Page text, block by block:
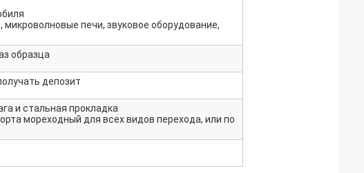
печи, звуковое оборудование,
образца
депозит
и стальная прокладка
мореходный для всех видов перехода, или по